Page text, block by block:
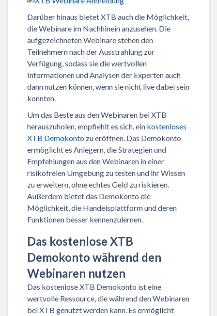
Darüber hinaus bietet XTB auch die Möglichkeit,
die Webinare im Nachhinein anzusehen. Die
aufgezeichneten Webinare stehen den
Teilnehmern nach der Ausstrahlung zur
Verfügung, sodass sie die wertvollen
Informationen und Analysen der Experten auch
dann nutzen können, wenn sie nicht live dabei sein
konnten.
Um das Beste aus den Webinaren bei XTB
herauszuholen, empfiehlt es sich, ein kostenloses
XTB Demokonto zu eröffnen. Das Demokonto
ermöglicht es Anlegern, die Strategien und
Empfehlungen aus den Webinaren in einer
risikofreien Umgebung zu testen und ihr Wissen
zu erweitern, ohne echtes Geld zu riskieren.
Außerdem bietet das Demokonto die
Möglichkeit, die Handelsplattform und deren
Funktionen besser kennenzulernen.
Das kostenlose XTB
Demokonto während den
Webinaren nutzen
Das kostenlose XTB Demokonto ist eine
wertvolle Ressource, die während den Webinaren
bei XTB genutzt werden kann. Es ermöglicht